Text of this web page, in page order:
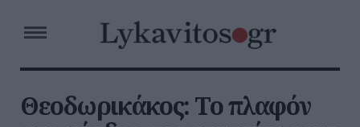
Θεοδωρικάκος: Το πλαφόν